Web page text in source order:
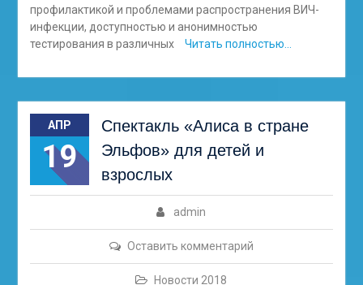
профилактикой и проблемами распространения ВИЧ-
инфекции, доступностью и анонимностью
тестирования в различных
Читать полностью…
АПР
19
Спектакль «Алиса в стране
Эльфов» для детей и
взрослых
admin
Оставить комментарий
Новости 2018